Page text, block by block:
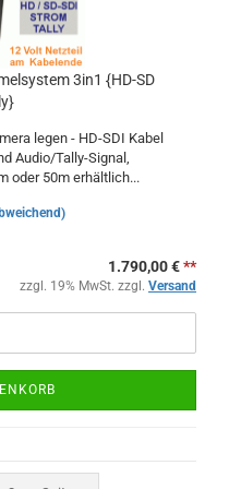
3in1 {HD-SD
legen - HD-SDI Kabel
Audio/Tally-Signal,
oder 50m erhältlich...
1.790,00 €**
zzgl. 19% MwSt. zzgl. Versand